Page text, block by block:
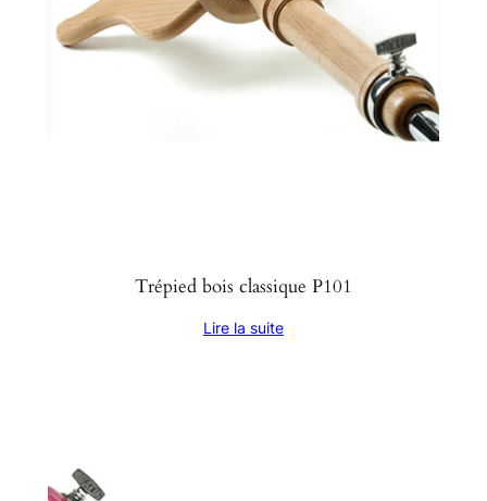
Trépied bois classique P101
Lire la suite